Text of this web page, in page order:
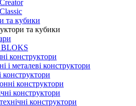
та кубики
та кубики
конструктори
і металеві конструктори
конструктори
конструктори
конструктори
конструктори